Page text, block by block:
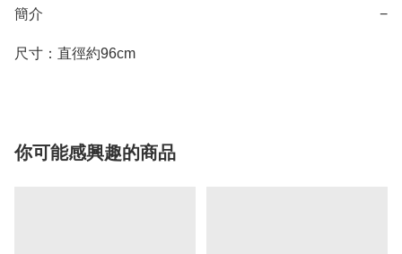
簡介 −
尺寸：直徑約96cm
你可能感興趣的商品